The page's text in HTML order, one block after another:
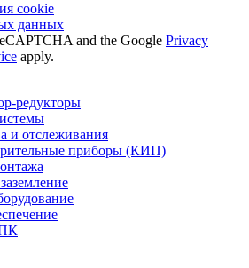
сookie
данных
and the Google Privacy
apply.
редукторы
и отслеживания
приборы (КИП)